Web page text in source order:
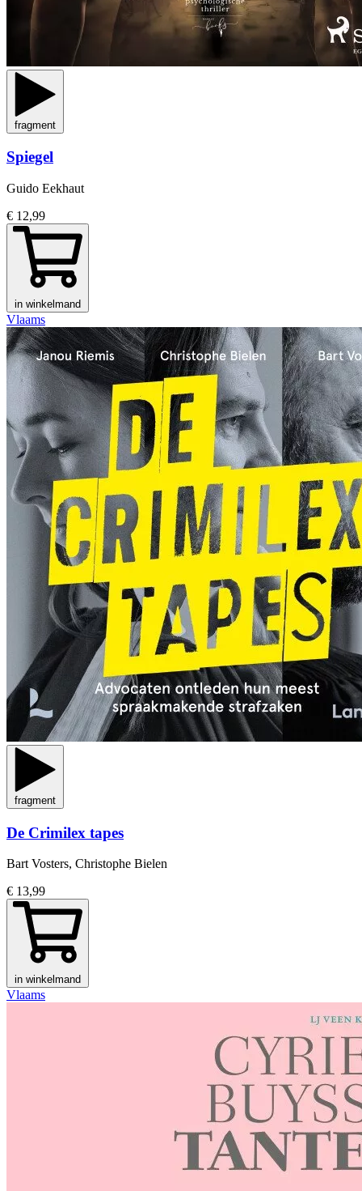
fragment
Spiegel
Guido Eekhaut
€ 12,99
in winkelmand
Vlaams
fragment
De Crimilex tapes
Bart Vosters, Christophe Bielen
€ 13,99
in winkelmand
Vlaams